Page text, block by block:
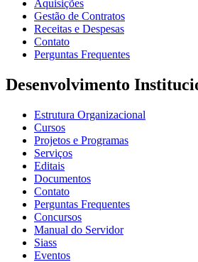
Aquisições
Gestão de Contratos
Receitas e Despesas
Contato
Perguntas Frequentes
Desenvolvimento
Estrutura Organizacional
Cursos
Projetos e Programas
Serviços
Editais
Documentos
Contato
Perguntas Frequentes
Concursos
Manual do Servidor
Siass
Eventos